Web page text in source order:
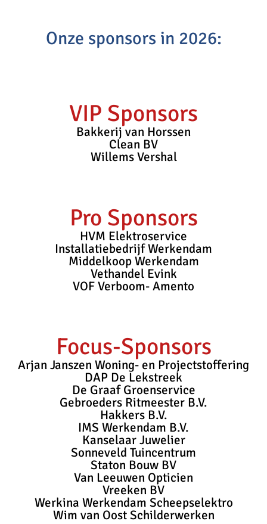
Onze sponsors in 2026:
VIP Sponsors
Bakkerij van Horssen
Clean BV
Willems Vershal
Pro Sponsors
HVM Elektroservice
Installatiebedrijf Werkendam
Middelkoop Werkendam
Vethandel Evink
VOF Verboom- Amento
Focus-Sponsors
Arjan Janszen Woning- en Projectstoffering
DAP De Lekstreek
De Graaf Groenservice
Gebroeders Ritmeester B.V.
Hakkers B.V.
IMS Werkendam B.V.
Kanselaar Juwelier
Sonneveld Tuincentrum
Staton Bouw BV
Van Leeuwen Opticien
Vreeken BV
Werkina Werkendam Scheepselektro
Wim van Oost Schilderwerken